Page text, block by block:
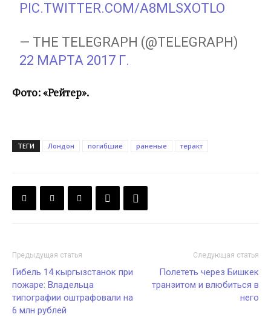
PIC.TWITTER.COM/A8MLSXOTLO
— THE TELEGRAPH (@TELEGRAPH)
22 МАРТА 2017 Г.
Фото: «Рейтер».
ТЕГИ Лондон погибшие раненые теракт
Предыдущая статья
Гибель 14 кыргызстанок при
пожаре: Владельца
типографии оштрафовали на
6 млн рублей
Следующая статья
Полететь через Бишкек
транзитом и влюбиться в
него